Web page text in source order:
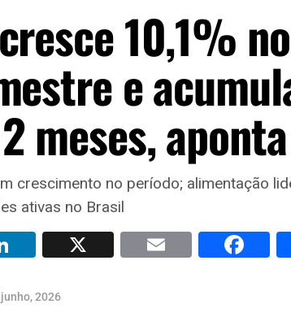
10,1% no
e
meses,
crescimento no período; alimentação
ativas no Brasil
LinkedIn
X Email
2026